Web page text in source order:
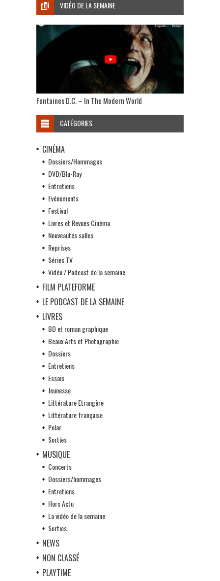
VIDÉO DE LA SEMAINE
Fontaines D.C. – In The Modern World
CATÉGORIES
CINÉMA
Dossiers/Hommages
DVD/Blu-Ray
Entretiens
Evénements
Festival
Livres et Revues Cinéma
Nouveautés salles
Reprises
Séries TV
Vidéo / Podcast de la semaine
FILM PLATEFORME
LE PODCAST DE LA SEMAINE
LIVRES
BD et roman graphique
Beaux Arts et Photographie
Dossiers
Entretiens
Essais
Jeunesse
Littérature Etrangère
Littérature française
Polar
Sorties
MUSIQUE
Concerts
Dossiers/hommages
Entretiens
Hors Actu
La vidéo de la semaine
Sorties
NEWS
NON CLASSÉ
PLAYTIME